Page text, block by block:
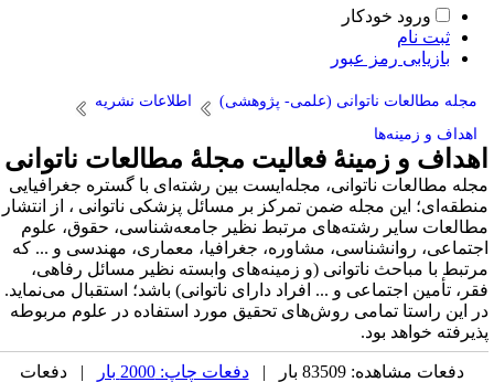
ورود خودکار
ثبت نام
بازیابی رمز عبور
مجله مطالعات ناتوانی (علمی- پژوهشی)
اطلاعات نشریه
اهداف و زمینه‌ها
و زمینهٔ فعالیت مجلهٔ مطالعات ناتوانی
مطالعات ناتوانی، مجله‌ایست بین رشته‌ای با گستره جغرافیایی
این مجله ضمن تمرکز بر مسائل پزشکی ناتوانی ، از انتشار
سایر رشته‌های مرتبط نظیر جامعه‌شناسی، حقوق، علوم
روانشناسی، مشاوره، جغرافیا، معماری، مهندسی و ... که
با مباحث ناتوانی (و زمینه‌های وابسته نظیر مسائل رفاهی،
تأمین اجتماعی و ... افراد دارای ناتوانی) باشد؛ استقبال می‌نماید.
این راستا تمامی روش‌های تحقیق مورد استفاده در علوم مربوطه
خواهد بود.
دفعات مشاهده: 83509 بار | دفعات چاپ: 2000 بار
| دفعات